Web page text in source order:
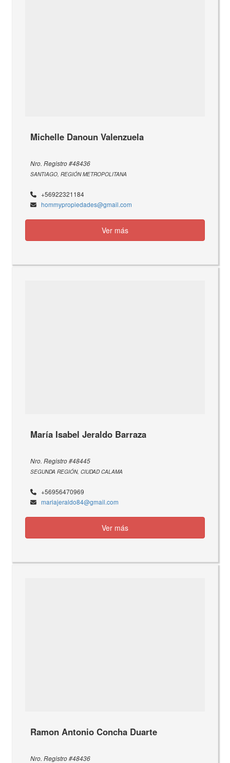
Michelle Danoun Valenzuela
Nro. Registro #48436
SANTIAGO, REGIÓN METROPOLITANA
+56922321184
hommypropiedades@gmail.com
Ver más
María Isabel Jeraldo Barraza
Nro. Registro #48445
SEGUNDA REGIÓN, CIUDAD CALAMA
+56956470969
mariajeraldo84@gmail.com
Ver más
Ramon Antonio Concha Duarte
Nro. Registro #48436